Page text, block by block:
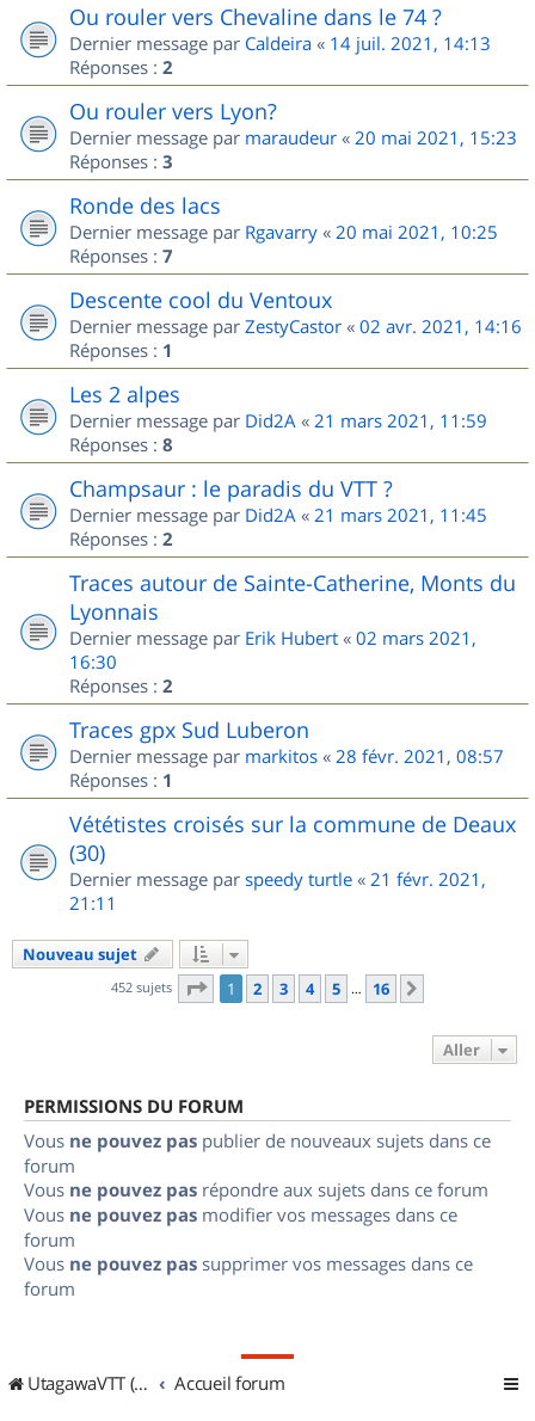
Ou rouler vers Chevaline dans le 74 ?
Dernier message par Caldeira « 14 juil. 2021, 14:13
Réponses : 2
Ou rouler vers Lyon?
Dernier message par maraudeur « 20 mai 2021, 15:23
Réponses : 3
Ronde des lacs
Dernier message par Rgavarry « 20 mai 2021, 10:25
Réponses : 7
Descente cool du Ventoux
Dernier message par ZestyCastor « 02 avr. 2021, 14:16
Réponses : 1
Les 2 alpes
Dernier message par Did2A « 21 mars 2021, 11:59
Réponses : 8
Champsaur : le paradis du VTT ?
Dernier message par Did2A « 21 mars 2021, 11:45
Réponses : 2
Traces autour de Sainte-Catherine, Monts du
Lyonnais
Dernier message par Erik Hubert « 02 mars 2021,
16:30
Réponses : 2
Traces gpx Sud Luberon
Dernier message par markitos « 28 févr. 2021, 08:57
Réponses : 1
Vététistes croisés sur la commune de Deaux
(30)
Dernier message par speedy turtle « 21 févr. 2021,
21:11
Nouveau sujet
452 sujets Page 1sur
1 2 3 4 5 … 16
Aller
PERMISSIONS DU FORUM
Vous ne pouvez pas publier de nouveaux sujets dans ce
forum
Vous ne pouvez pas répondre aux sujets dans ce forum
Vous ne pouvez pas modifier vos messages dans ce
forum
Vous ne pouvez pas supprimer vos messages dans ce
forum
UtagawaVTT (Randos VTT et VTTAE avec traces GPS) Accueil forum